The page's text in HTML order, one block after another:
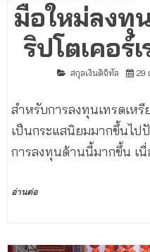
มือใหม่ลงทุ
ริปโตเคอร์
สกุลเงินดิจิทัล 29
สำหรับการลงทุนเทรดเหรี
เป็นกระแสนิยมมากขึ้นไ
การลงทุนด้านนี้มากขึ้น เนื่
อ่านต่อ